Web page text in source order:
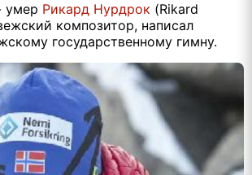
умер Рикард Нурдрок (Rikard
композитор, написал
государственному гимну.